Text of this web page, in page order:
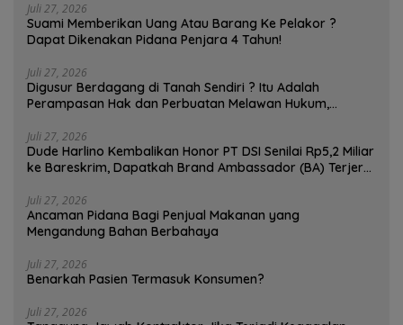
Juli 27, 2026
Suami Memberikan Uang Atau Barang Ke Pelakor ?
Dapat Dikenakan Pidana Penjara 4 Tahun!
Juli 27, 2026
Digusur Berdagang di Tanah Sendiri ? Itu Adalah
Perampasan Hak dan Perbuatan Melawan Hukum,
Juli 27, 2026
Dude Harlino Kembalikan Honor PT DSI Senilai Rp5,2 Miliar
ke Bareskrim, Dapatkah Brand Ambassador (BA) Terjerat
Juli 27, 2026
Ancaman Pidana Bagi Penjual Makanan yang
Mengandung Bahan Berbahaya
Juli 27, 2026
Benarkah Pasien Termasuk Konsumen?
Juli 27, 2026